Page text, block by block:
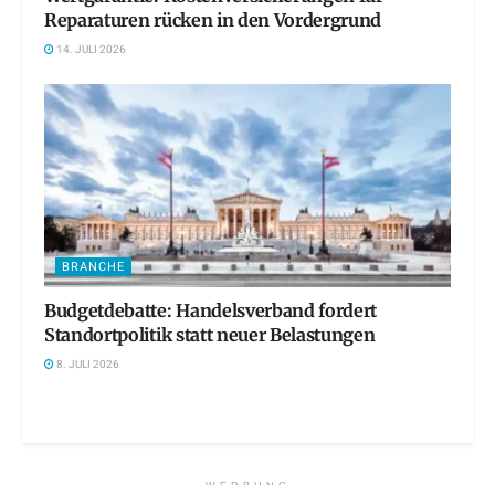
Reparaturen rücken in den Vordergrund
14. JULI 2026
BRANCHE
Budgetdebatte: Handelsverband fordert
Standortpolitik statt neuer Belastungen
8. JULI 2026